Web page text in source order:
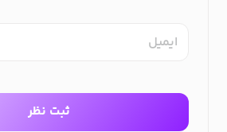
ایمیل
ثبت نظر